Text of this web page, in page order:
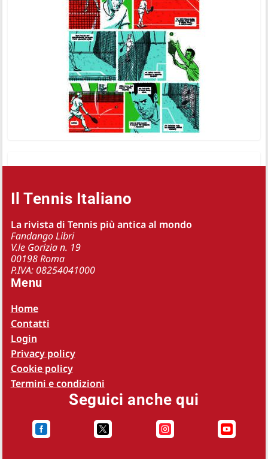
Il Tennis Italiano
La rivista di Tennis più antica al mondo
Fandango Libri
V.le Gorizia n. 19
00198 Roma
P.IVA: 08254041000
Menu
Home
Contatti
Login
Privacy policy
Cookie policy
Termini e condizioni
Seguici anche qui
   